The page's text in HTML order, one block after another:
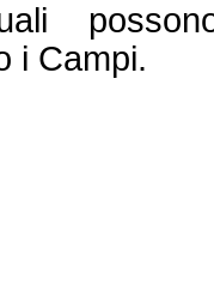
i Campi.